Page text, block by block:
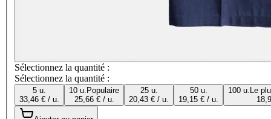
Sélectionnez la quantité :
Sélectionnez la quantité :
5 u.
33,46 € / u.
10 u. Populaire
25,66 € / u.
25 u.
20,43 € / u.
50 u.
19,15 € / u.
100 u. Le